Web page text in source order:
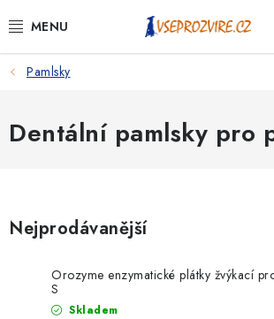
na
PSI
KOČKY
NA NEMOCI
Pamlsky
Dentální pamlsky pro
Nejprodávanější
Orozyme enzymatické plátky žvýkací
S
Skladem